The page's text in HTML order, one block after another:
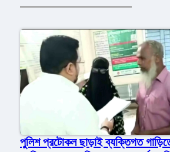
পুলিশ প্রটোকল ছাড়াই ব্যক্তিগত